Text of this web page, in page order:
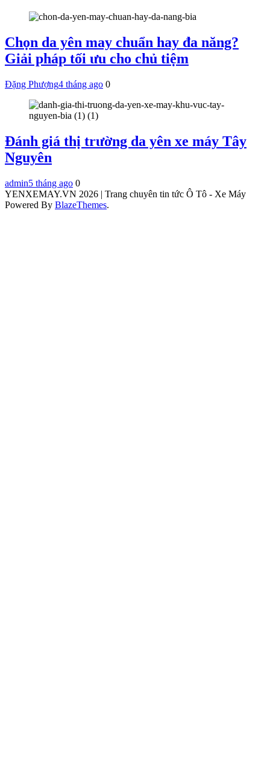
Chọn da yên may chuẩn hay đa năng?
Giải pháp tối ưu cho chủ tiệm
Đặng Phượng4 tháng ago 0
Đánh giá thị trường da yên xe máy Tây
Nguyên
admin5 tháng ago 0
YENXEMAY.VN 2026 | Trang chuyên tin tức Ô Tô - Xe Máy
Powered By BlazeThemes.